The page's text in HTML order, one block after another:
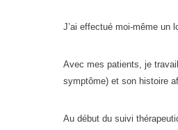
J’ai effectué moi-même un
Avec mes patients, je
symptôme) et son histoire
Au début du suivi